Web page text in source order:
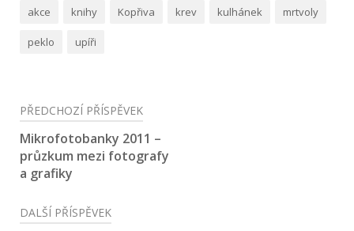
akce knihy Kopřiva krev kulhánek mrtvoly
peklo upíři
Navigace
pro
příspěvek
PŘEDCHOZÍ PŘÍSPĚVEK
Mikrofotobanky 2011 –
průzkum mezi fotografy
a grafiky
DALŠÍ PŘÍSPĚVEK